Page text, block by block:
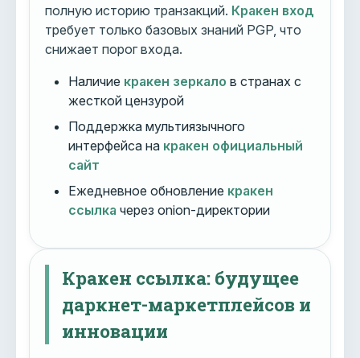
полную историю транзакций. Кракен вход
требует только базовых знаний PGP, что
снижает порог входа.
Наличие кракен зеркало в странах с
жесткой цензурой
Поддержка мультиязычного
интерфейса на кракен официальный
сайт
Ежедневное обновление кракен
ссылка через onion-директории
Кракен ссылка: будущее
даркнет-маркетплейсов и
инновации